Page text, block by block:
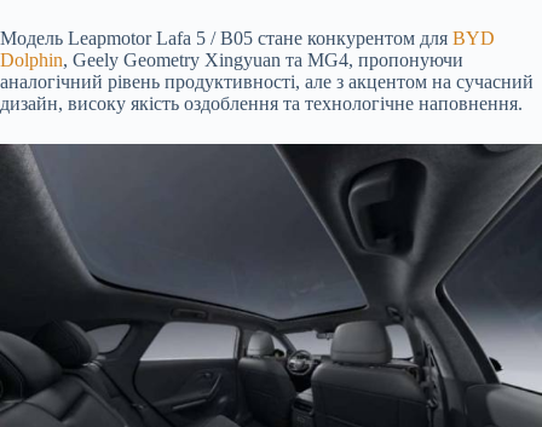
Модель Leapmotor Lafa 5 / B05 стане конкурентом для BYD
Dolphin, Geely Geometry Xingyuan та MG4, пропонуючи
аналогічний рівень продуктивності, але з акцентом на сучасний
дизайн, високу якість оздоблення та технологічне наповнення.